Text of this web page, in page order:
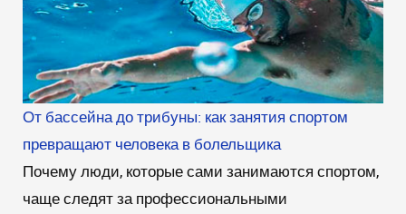
От бассейна до трибуны: как занятия спортом
превращают человека в болельщика
Почему люди, которые сами занимаются спортом,
чаще следят за профессиональными